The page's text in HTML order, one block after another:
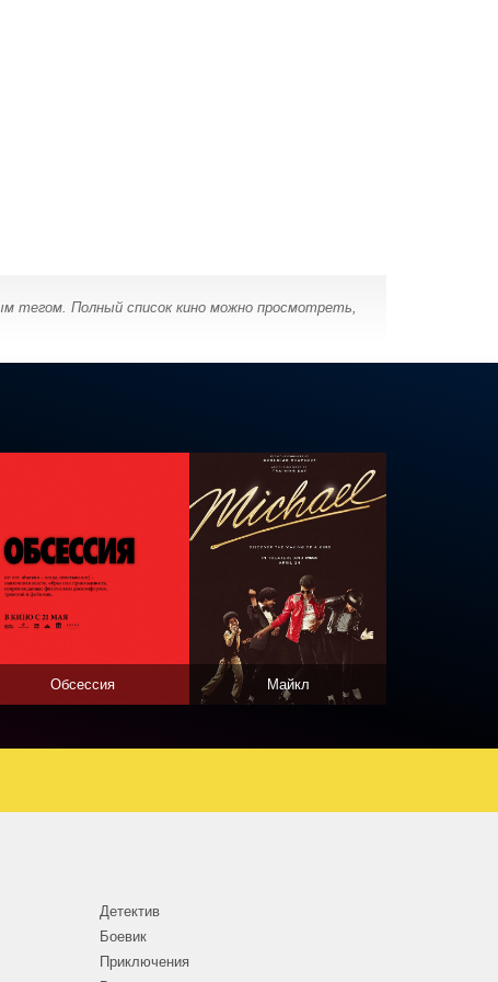
тегом. Полный список кино можно просмотреть,
Обсессия Майкл
Детектив
Боевик
Приключения